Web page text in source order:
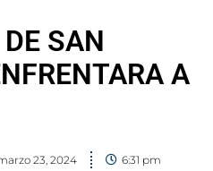
SAN
A
23, 2024 6:31 pm